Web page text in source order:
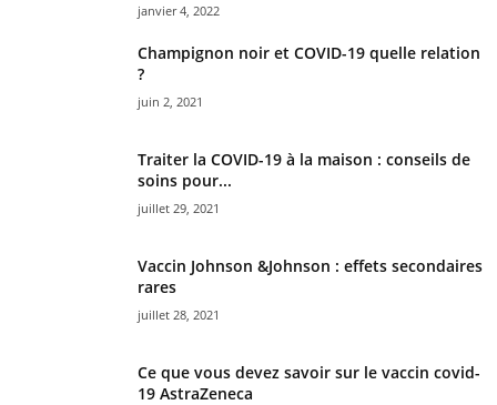
janvier 4, 2022
Champignon noir et COVID-19 quelle relation
?
juin 2, 2021
Traiter la COVID-19 à la maison : conseils de
soins pour...
juillet 29, 2021
Vaccin Johnson &Johnson : effets secondaires
rares
juillet 28, 2021
Ce que vous devez savoir sur le vaccin covid-
19 AstraZeneca